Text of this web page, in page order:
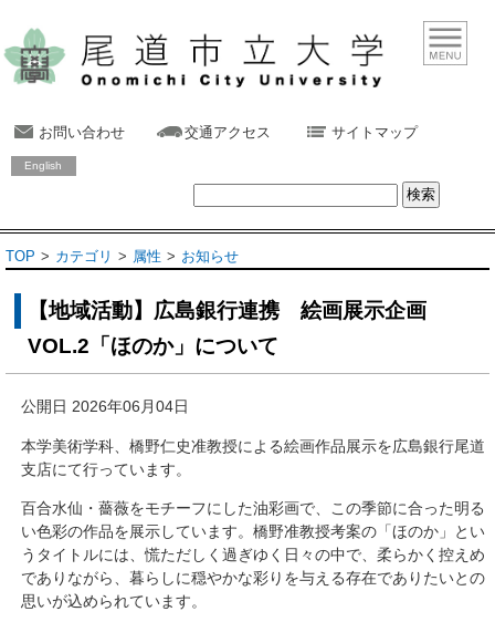
お問い合わせ 交通アクセス サイトマップ
English
TOP カテゴリ 属性 お知らせ
【地域活動】広島銀行連携 絵画展示企画
VOL.2「ほのか」について
公開日 2026年06月04日
本学美術学科、橋野仁史准教授による絵画作品展示を広島銀行尾道
支店にて行っています。
百合水仙・薔薇をモチーフにした油彩画で、この季節に合った明る
い色彩の作品を展示しています。橋野准教授考案の「ほのか」とい
うタイトルには、慌ただしく過ぎゆく日々の中で、柔らかく控えめ
でありながら、暮らしに穏やかな彩りを与える存在でありたいとの
思いが込められています。